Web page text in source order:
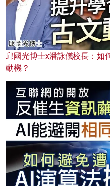
邱國光博士x潘詠儀校長：如
動機？